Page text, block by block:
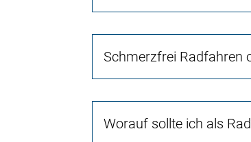
Schmerzfrei Radfahren
Worauf sollte ich als